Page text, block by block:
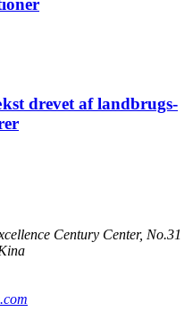
drevet af landbrugs-
Century Center, No.31